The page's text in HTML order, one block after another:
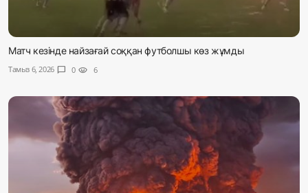
Матч кезінде найзағай соққан футболшы көз жұмды
Тамыз 6, 2026 chat_bubble 0 visibility 6